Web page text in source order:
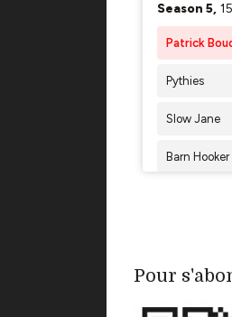
Pour